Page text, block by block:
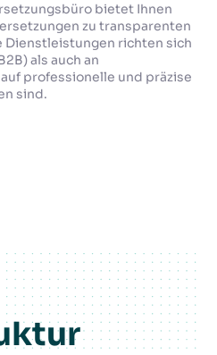
bietet Ihnen
zu transparenten
Dienstleistungen richten sich
als auch an
professionelle und präzise
sind.